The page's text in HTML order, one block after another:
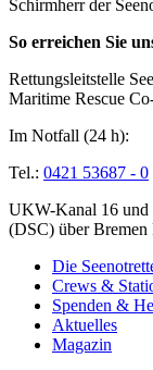
Schirmherr der
So erreichen Sie
Rettungsleitstelle See
Maritime Rescue
Im Notfall (24 h):
Tel.: 0421 53687 - 0
UKW-Kanal 16 und
(DSC) über Bremen
Die
Crews &
Spenden &
Aktuelles
Magazin